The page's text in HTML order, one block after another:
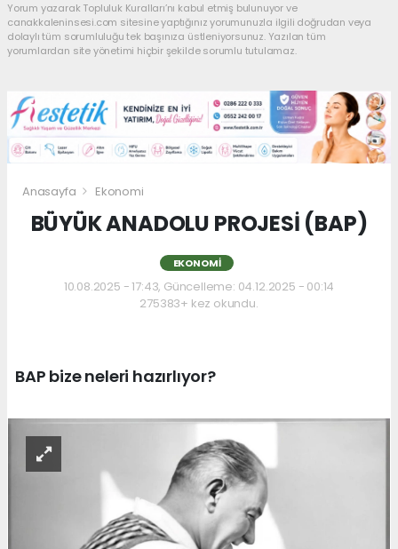
Yorum yazarak Topluluk Kuralları’nı kabul etmiş bulunuyor ve
canakkaleninsesi.com sitesine yaptığınız yorumunuzla ilgili doğrudan veya
dolaylı tüm sorumluluğu tek başınıza üstleniyorsunuz. Yazılan tüm
yorumlardan site yönetimi hiçbir şekilde sorumlu tutulamaz.
Anasayfa Ekonomi
BÜYÜK ANADOLU PROJESİ (BAP)
EKONOMI
10.08.2025 - 17:43, Güncelleme: 04.12.2025 - 00:14
275383+ kez okundu.
BAP bize neleri hazırlıyor?